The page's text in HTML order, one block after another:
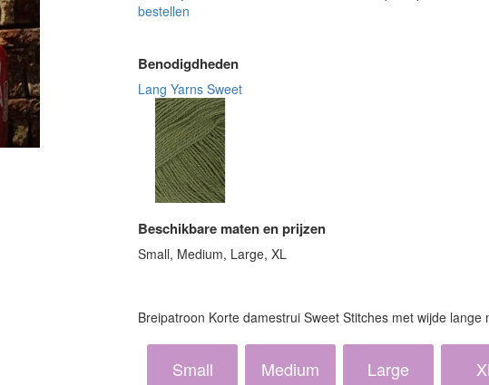
bestellen
Benodigdheden
Lang Yarns Sweet
Beschikbare maten en prijzen
Small, Medium, Large, XL
Breipatroon Korte damestrui Sweet Stitches met wijde lange
Small Medium Large